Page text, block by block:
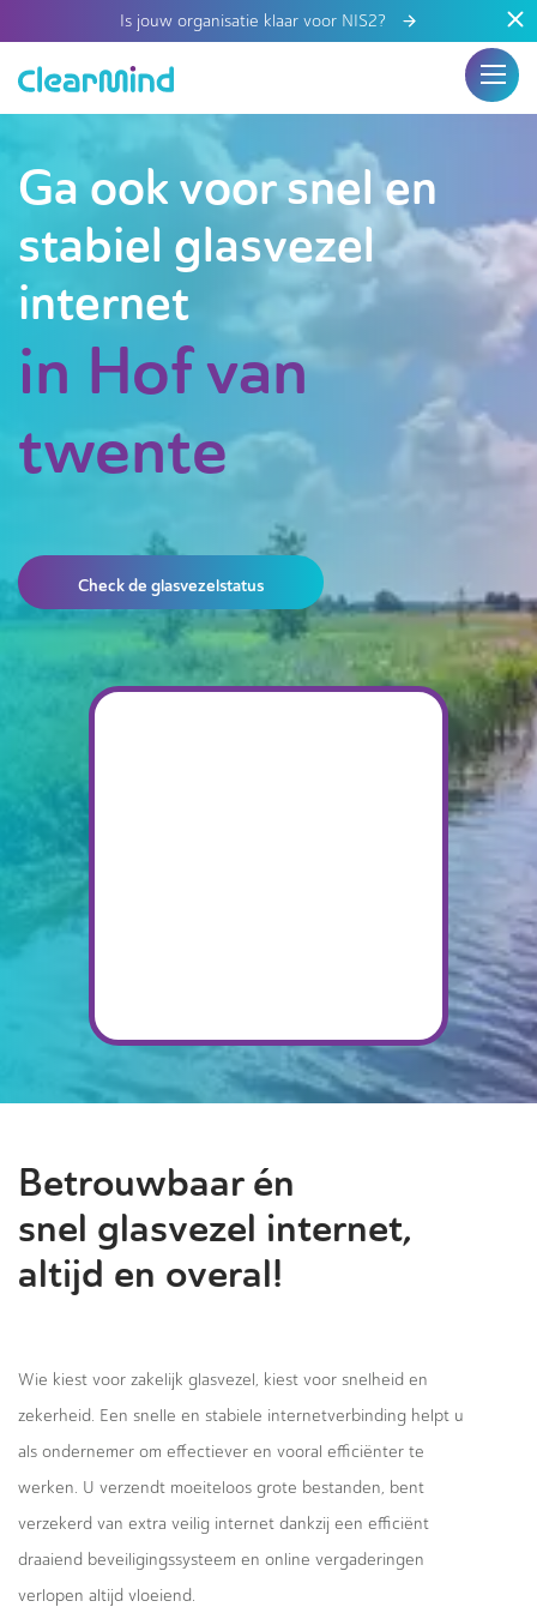
Is jouw organisatie klaar voor NIS2?
Ga ook voor snel en
stabiel glasvezel
internet
in Hof van
twente
Check de glasvezelstatus
Betrouwbaar én
snel glasvezel internet,
altijd en overal!
Wie kiest voor zakelijk glasvezel, kiest voor snelheid en
zekerheid. Een snelle en stabiele internetverbinding helpt u
als ondernemer om effectiever en vooral efficiënter te
werken. U verzendt moeiteloos grote bestanden, bent
verzekerd van extra veilig internet dankzij een efficiënt
draaiend beveiligingssysteem en online vergaderingen
verlopen altijd vloeiend.